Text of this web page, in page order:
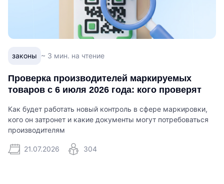
законы ~ 3 мин. на чтение
Проверка производителей маркируемых
товаров с 6 июля 2026 года: кого проверят
Как будет работать новый контроль в сфере маркировки,
кого он затронет и какие документы могут потребоваться
производителям
21.07.2026 304